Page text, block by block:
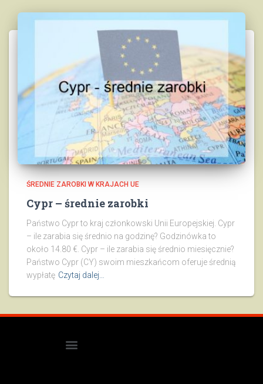
ŚREDNIE ZAROBKI W KRAJACH UE
Cypr – średnie zarobki
Państwo Cypr to kraj członkowski Unii Europejskiej. Cypr
– ile zarabia się średnio na godzinę? Godzinówka to
około 14.80 €. Cypr – ile zarabia się średnio miesięcznie?
Państwo Cypr (CY) swoim mieszkańcom oferuje średnią
wypłatę Czytaj dalej…